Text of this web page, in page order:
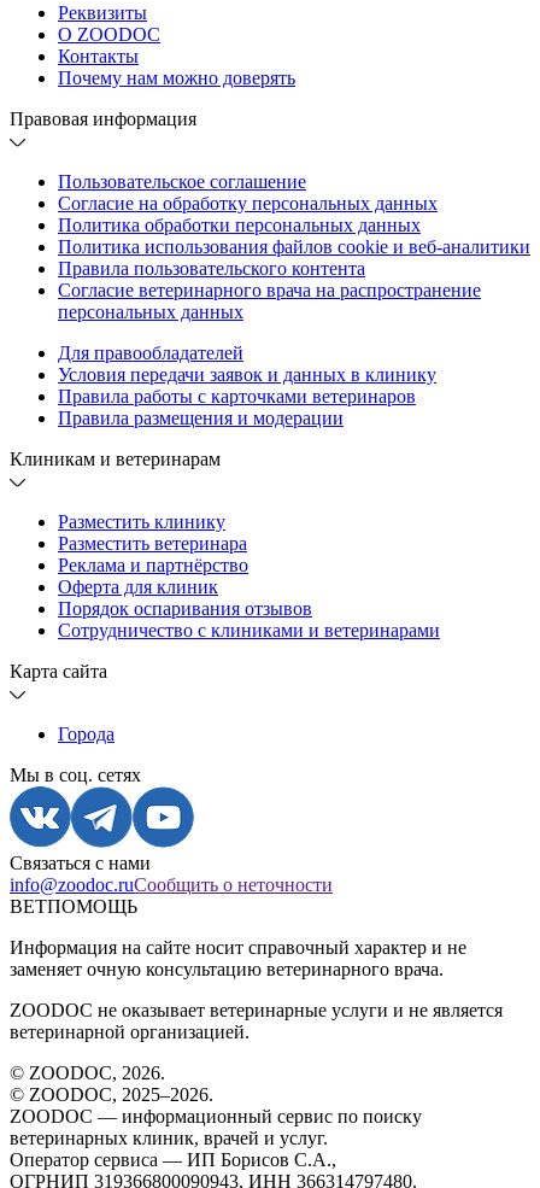
Реквизиты
О ZOODOC
Контакты
Почему нам можно доверять
Правовая информация
Пользовательское соглашение
Согласие на обработку персональных данных
Политика обработки персональных данных
Политика использования файлов cookie и веб-аналитики
Правила пользовательского контента
Согласие ветеринарного врача на распространение
персональных данных
Для правообладателей
Условия передачи заявок и данных в клинику
Правила работы с карточками ветеринаров
Правила размещения и модерации
Клиникам и ветеринарам
Разместить клинику
Разместить ветеринара
Реклама и партнёрство
Оферта для клиник
Порядок оспаривания отзывов
Сотрудничество с клиниками и ветеринарами
Карта сайта
Города
Мы в соц. сетях
Связаться с нами
info@zoodoc.ruСообщить о неточности
ВЕТПОМОЩЬ
Информация на сайте носит справочный характер и не
заменяет очную консультацию ветеринарного врача.
ZOODOC не оказывает ветеринарные услуги и не является
ветеринарной организацией.
© ZOODOC, 2026.
© ZOODOC, 2025–2026.
ZOODOC — информационный сервис по поиску
ветеринарных клиник, врачей и услуг.
Оператор сервиса — ИП Борисов С.А.,
ОГРНИП 319366800090943, ИНН 366314797480.